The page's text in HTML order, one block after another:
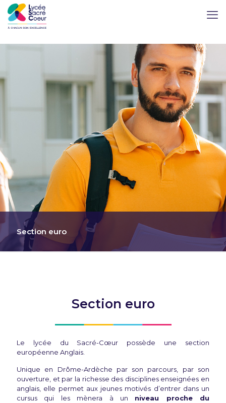
Section euro
Section euro
Le lycée du Sacré-Cœur possède une section
européenne Anglais.
Unique en Drôme-Ardèche par son parcours, par son
ouverture, et par la richesse des disciplines enseignées en
anglais, elle permet aux jeunes motivés d’entrer dans un
cursus qui les mènera à un niveau proche du